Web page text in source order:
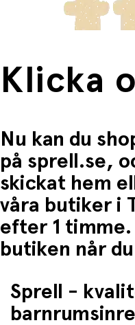
Klicka
Nu kan du
på sprell.se,
skickat hem
våra butiker i
efter 1
butiken når
Sprell -